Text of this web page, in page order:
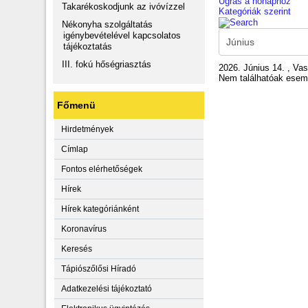
Takarékoskodjunk az ivóvízzel
Nékonyha szolgáltatás
igénybevételével kapcsolatos
tájékoztatás
III. fokú hőségriasztás
Főmenü
Hirdetmények
Címlap
Fontos elérhetőségek
Hírek
Hírek kategóriánként
Koronavírus
Keresés
Tápiószőlősi Híradó
Adatkezelési tájékoztató
Kategóriák szerint
2026. Június 14. ,
Nem találhatóak